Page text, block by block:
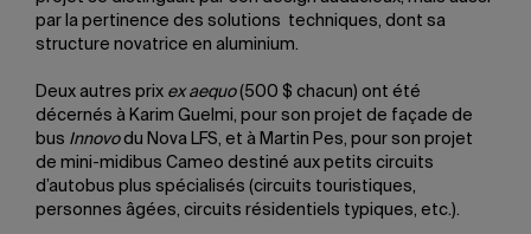
par la pertinence des solutions techniques, dont sa
structure novatrice en aluminium.
Deux autres prix ex aequo(500 $ chacun) ont été
décernés à Karim Guelmi, pour son projet de façade de
bus Innovodu Nova LFS, et à Martin Pes, pour son projet
de mini-midibus Cameo destiné aux petits circuits
d’autobus plus spécialisés (circuits touristiques,
personnes âgées, circuits résidentiels typiques, etc.).